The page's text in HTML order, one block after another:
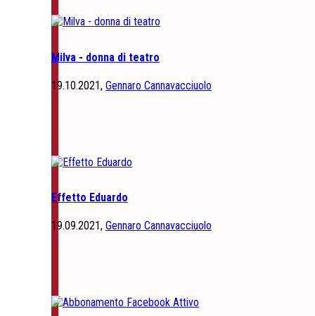
Milva - donna di teatro
19.10.2021, Gennaro Cannavacciuolo
Effetto Eduardo
19.09.2021, Gennaro Cannavacciuolo